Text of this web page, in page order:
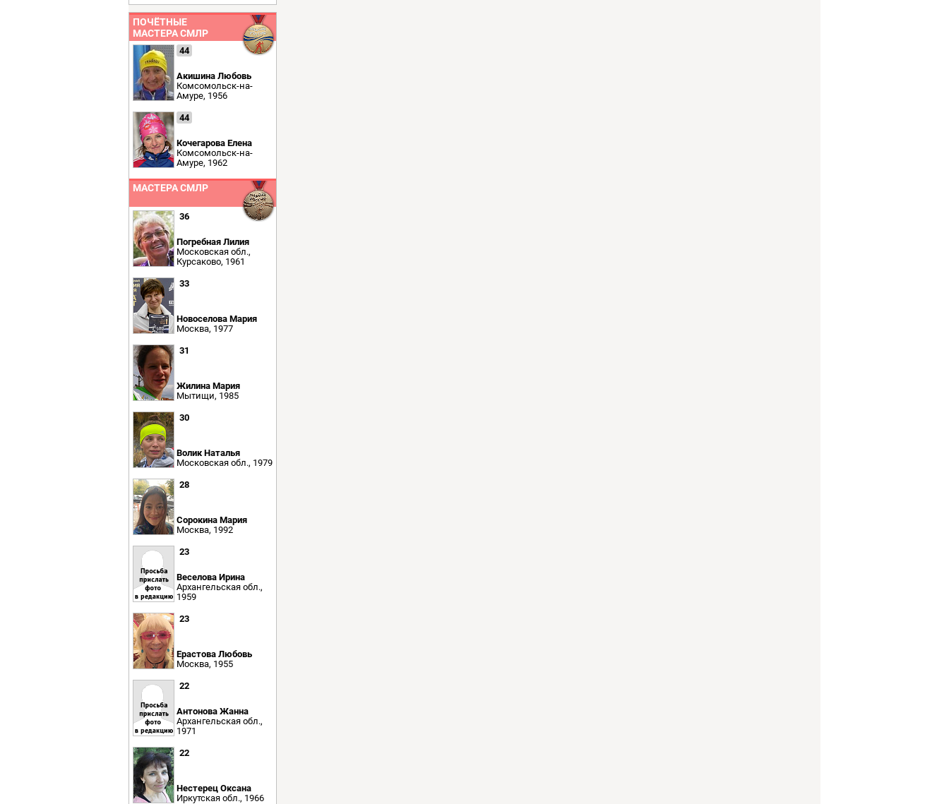
ПОЧЁТНЫЕ
МАСТЕРА СМЛР
44
Акишина Любовь
Комсомольск-на-
Амуре, 1956
44
Кочегарова Елена
Комсомольск-на-
Амуре, 1962
МАСТЕРА СМЛР
36
Погребная Лилия
Московская обл.,
Курсаково, 1961
33
Новоселова Мария
Москва, 1977
31
Жилина Мария
Мытищи, 1985
30
Волик Наталья
Московская обл., 1979
28
Сорокина Мария
Москва, 1992
23
Веселова Ирина
Архангельская обл.,
1959
23
Ерастова Любовь
Москва, 1955
22
Антонова Жанна
Архангельская обл.,
1971
22
Нестерец Оксана
Иркутская обл., 1966